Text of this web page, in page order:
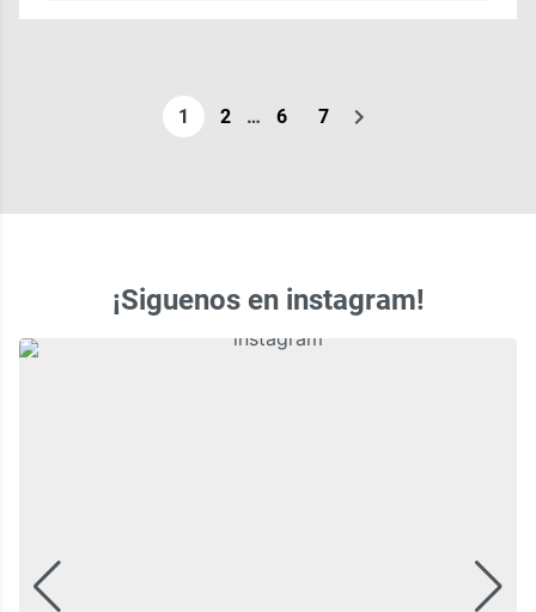
1 2 … 6 7
¡Siguenos en instagram!